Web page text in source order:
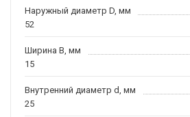
Наружный диаметр D, мм
52
Ширина B, мм
15
Внутренний диаметр d, мм
25